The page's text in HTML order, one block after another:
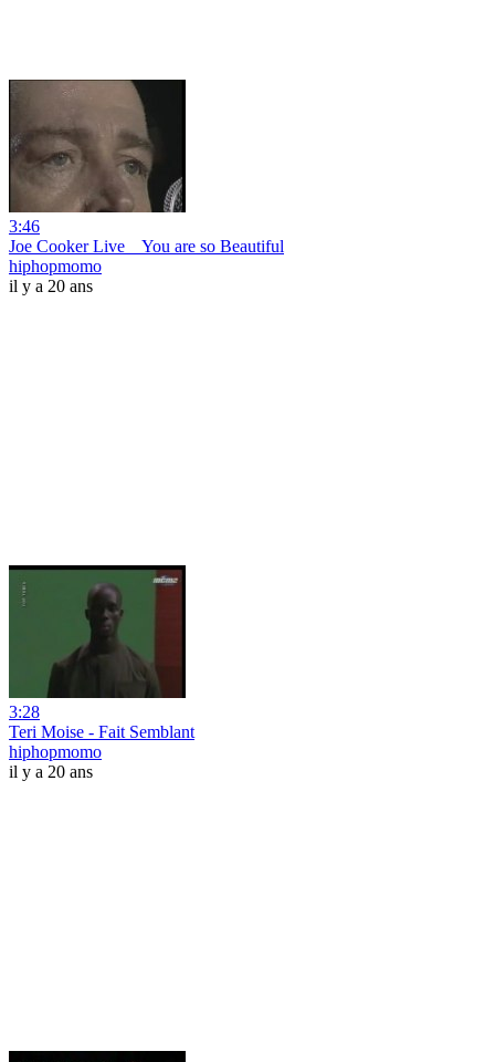
3:46
Joe Cooker Live _ You are so Beautiful
hiphopmomo
il y a 20 ans
3:28
Teri Moise - Fait Semblant
hiphopmomo
il y a 20 ans